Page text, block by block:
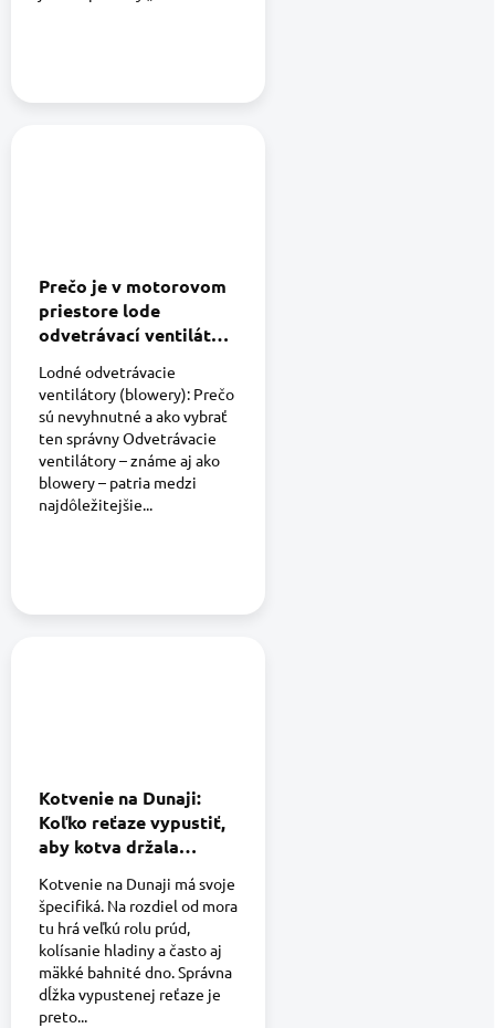
Prečo je v motorovom
priestore lode
odvetrávací ventilátor
Lodné odvetrávacie
ventilátory (blowery): Prečo
sú nevyhnutné a ako vybrať
ten správny Odvetrávacie
ventilátory – známe aj ako
blowery – patria medzi
najdôležitejšie...
Kotvenie na Dunaji:
Koľko reťaze vypustiť,
aby kotva držala
Kotvenie na Dunaji má svoje
špecifiká. Na rozdiel od mora
tu hrá veľkú rolu prúd,
kolísanie hladiny a často aj
mäkké bahnité dno. Správna
dĺžka vypustenej reťaze je
preto...